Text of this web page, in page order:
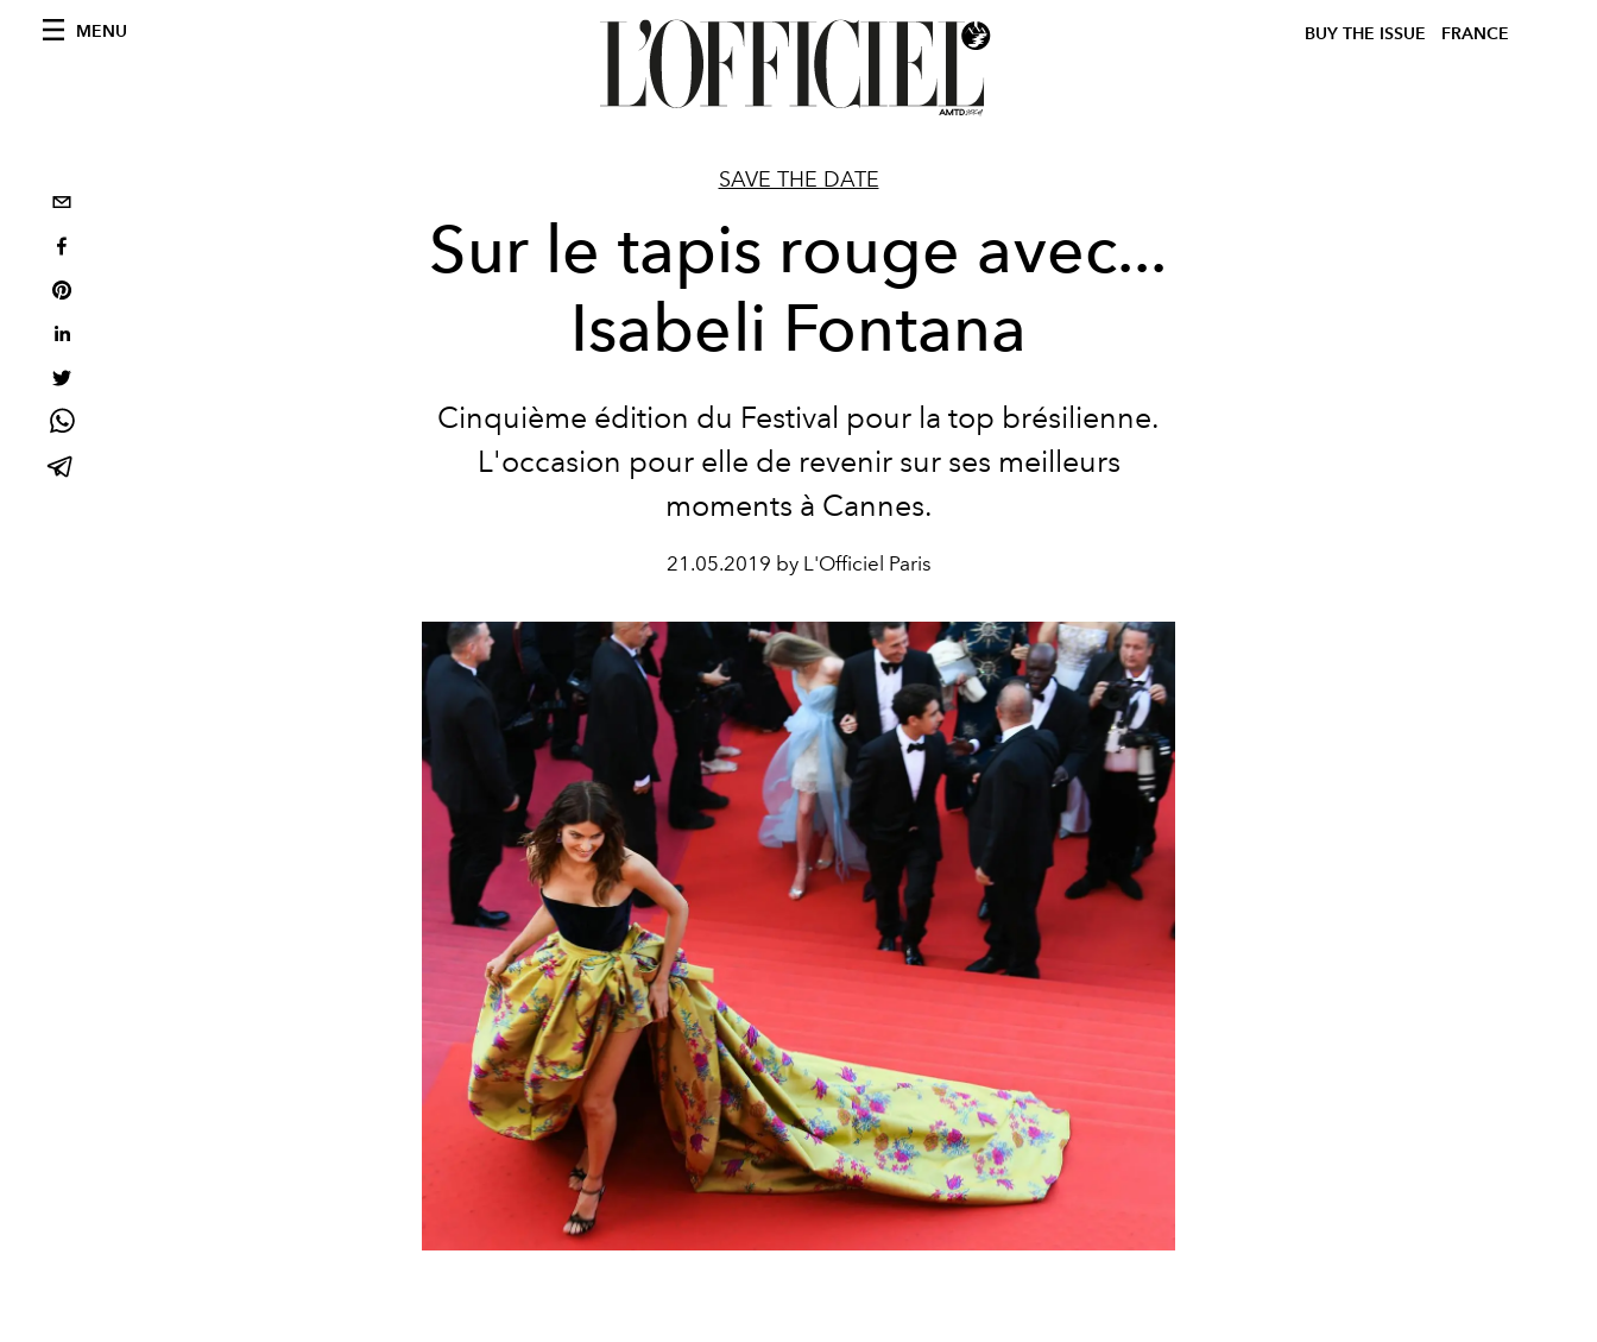
MENU BUY THE ISSUE FRANCE
SAVE THE DATE
Sur le tapis rouge avec...
Isabeli Fontana
Cinquième édition du Festival pour la top brésilienne.
L'occasion pour elle de revenir sur ses meilleurs
moments à Cannes.
21.05.2019 by L'Officiel Paris